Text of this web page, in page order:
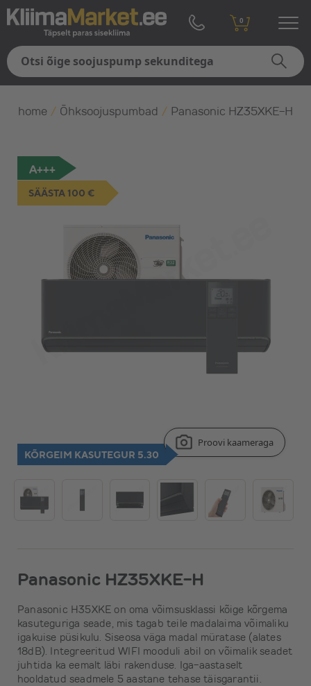
0
home / Õhksoojuspumbad / Panasonic HZ35XKE-H
KÕRGEIM KASUTEGUR 5.30
A+++
SÄÄSTA 100 €
Proovi kaameraga
Panasonic HZ35XKE-H
Panasonic H35XKE on oma võimsusklassi kõige kõrgema
kasuteguriga seade, mis tagab teile madalaima võimaliku
igakuise püsikulu. Siseosa väga madal müratase (alates
18dB). Integreeritud WIFI mooduli abil on võimalik seadet
juhtida ka eemalt läbi rakenduse. Iga-aastaselt
hooldatud seadmele 5 aastane tehase täisgarantii.